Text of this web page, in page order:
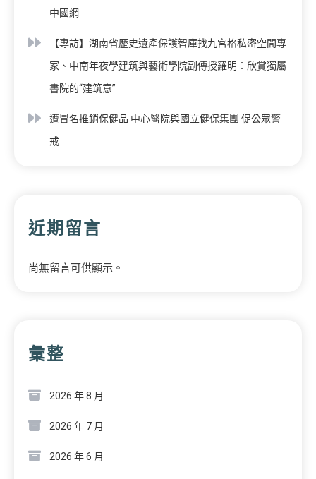
中國網
【專訪】湖南省歷史遺產保護智庫找九宮格私密空間專
家、中南年夜學建筑與藝術學院副傳授羅明：欣賞獨屬
書院的“建筑意”
遭冒名推銷保健品 中心醫院與國立健保集團 促公眾警
戒
近期留言
尚無留言可供顯示。
彙整
2026 年 8 月
2026 年 7 月
2026 年 6 月